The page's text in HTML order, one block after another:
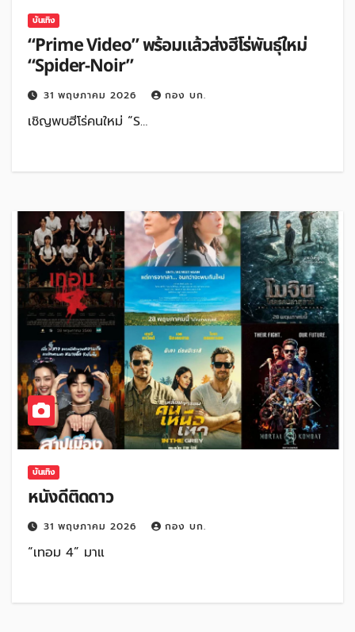
บันเทิง
“Prime Video” พร้อมแล้วส่งฮีโร่พันธุ์ใหม่
“Spider-Noir”
31 พฤษภาคม 2026 กอง บก.
เชิญพบฮีโร่คนใหม่ “S…
บันเทิง
หนังดีติดดาว
31 พฤษภาคม 2026 กอง บก.
“เทอม 4” มาแ